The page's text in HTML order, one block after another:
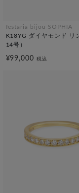
festaria bijou SOPHIA
K18YG ダイヤモンド リ
14号）
¥99,000税込